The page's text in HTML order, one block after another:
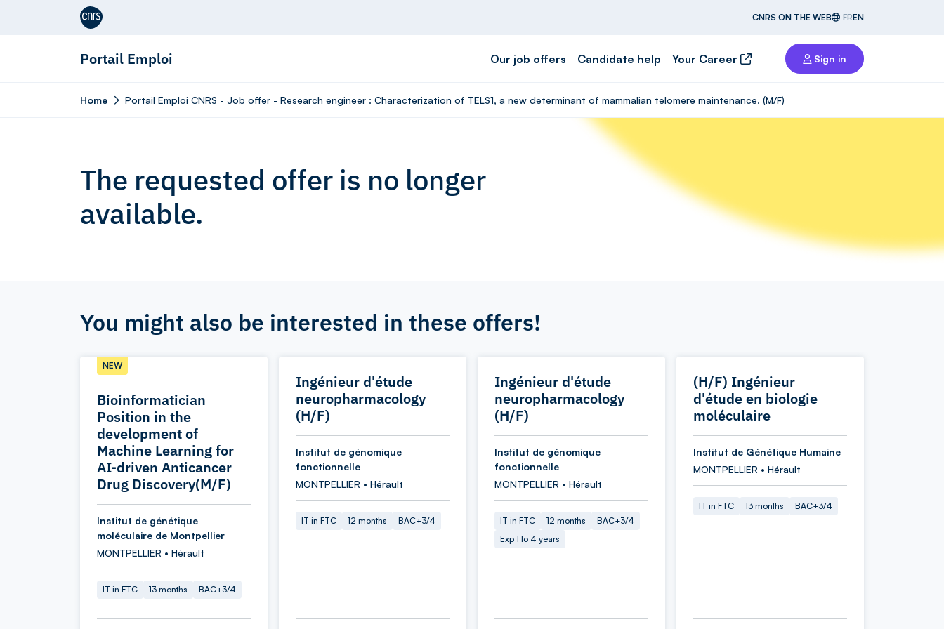
Aller au contenu
CNRS ON THE WEB FREN
Portail Emploi Our job offers Candidate help Your Career Sign in
Home Portail Emploi CNRS - Job offer - Research engineer : Characterization of TELS1, a new determinant of mammalian telomere maintenance. (M/F)
The requested offer is no longer
available.
You might also be interested in these offers!
Bioinformatician
Position in the
development of
Machine Learning for
AI-driven Anticancer
Drug Discovery(M/F)
NEW
Institut de génétique
moléculaire de Montpellier
MONTPELLIER • Hérault
IT in FTC 13 months BAC+3/4
Ingénieur d'étude
neuropharmacology
(H/F)
Institut de génomique
fonctionnelle
MONTPELLIER • Hérault
IT in FTC 12 months BAC+3/4
Ingénieur d'étude
neuropharmacology
(H/F)
Institut de génomique
fonctionnelle
MONTPELLIER • Hérault
IT in FTC 12 months
BAC+3/4
Exp 1 to 4 years
(H/F) Ingénieur
d'étude en biologie
moléculaire
Institut de Génétique Humaine
MONTPELLIER • Hérault
IT in FTC 13 months BAC+3/4